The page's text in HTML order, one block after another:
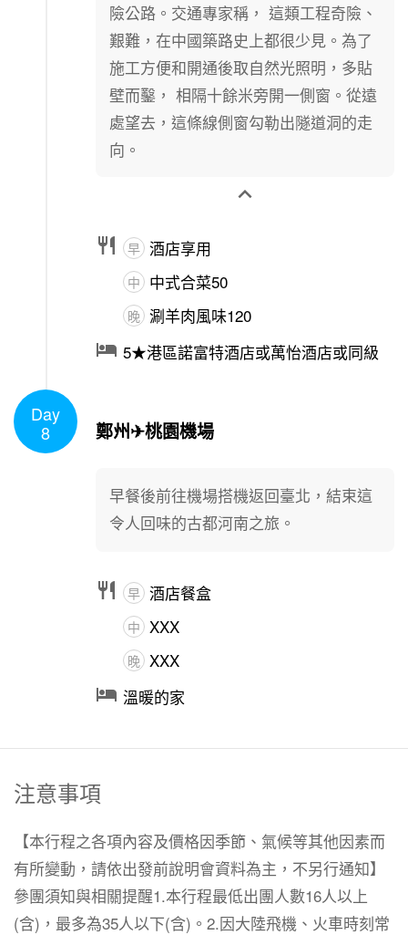
險公路。交通專家稱， 這類工程奇險、
艱難，在中國築路史上都很少見。為了
施工方便和開通後取自然光照明，多貼
壁而鑿， 相隔十餘米旁開一側窗。從遠
處望去，這條線側窗勾勒出隧道洞的走
向。

 早 酒店享用
中 中式合菜50
晚 涮羊肉風味120
 5★港區諾富特酒店或萬怡酒店或同級
Day
8
鄭州✈桃園機場
早餐後前往機場搭機返回臺北，結束這
令人回味的古都河南之旅。
 早 酒店餐盒
中 XXX
晚 XXX
 溫暖的家
注意事項
【本行程之各項內容及價格因季節、氣候等其他因素而
有所變動，請依出發前說明會資料為主，不另行通知】
參團須知與相關提醒1.本行程最低出團人數16人以上
(含)，最多為35人以下(含)。2.因大陸飛機、火車時刻常